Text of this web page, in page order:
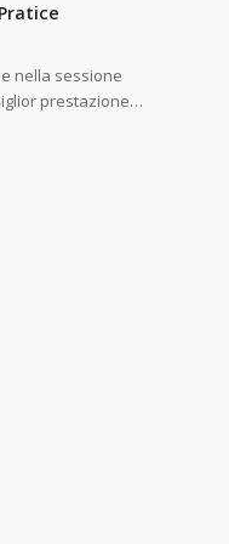
nella sessione
prestazione…